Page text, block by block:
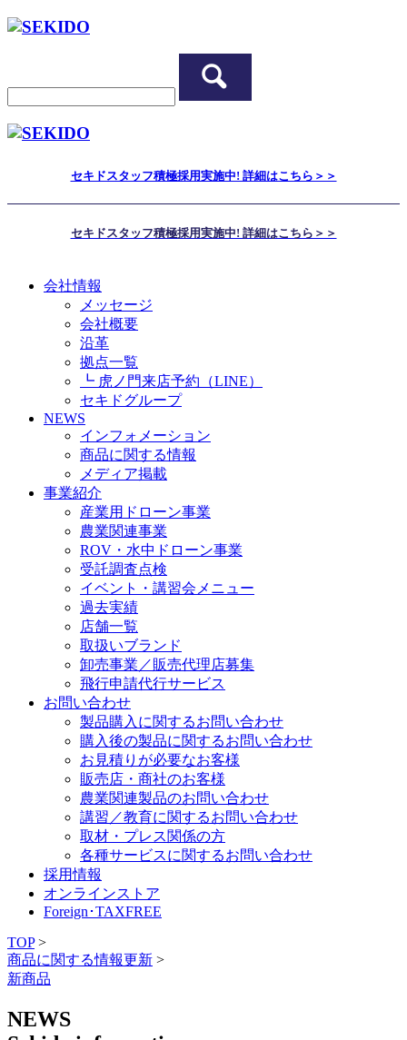
セキドスタッフ積極採用実施中! 詳細はこちら＞＞
セキドスタッフ積極採用実施中! 詳細はこちら＞＞
会社情報
メッセージ
会社概要
沿革
拠点一覧
┗ 虎ノ門来店予約（LINE）
セキドグループ
NEWS
インフォメーション
商品に関する情報
メディア掲載
事業紹介
産業用ドローン事業
農業関連事業
ROV・水中ドローン事業
受託調査点検
イベント・講習会メニュー
過去実績
店舗一覧
取扱いブランド
卸売事業／販売代理店募集
飛行申請代行サービス
お問い合わせ
製品購入に関するお問い合わせ
購入後の製品に関するお問い合わせ
お見積りが必要なお客様
販売店・商社のお客様
農業関連製品のお問い合わせ
講習／教育に関するお問い合わせ
取材・プレス関係の方
各種サービスに関するお問い合わせ
採用情報
オンラインストア
Foreign･TAXFREE
TOP>
商品に関する情報更新 >
新商品
NEWS